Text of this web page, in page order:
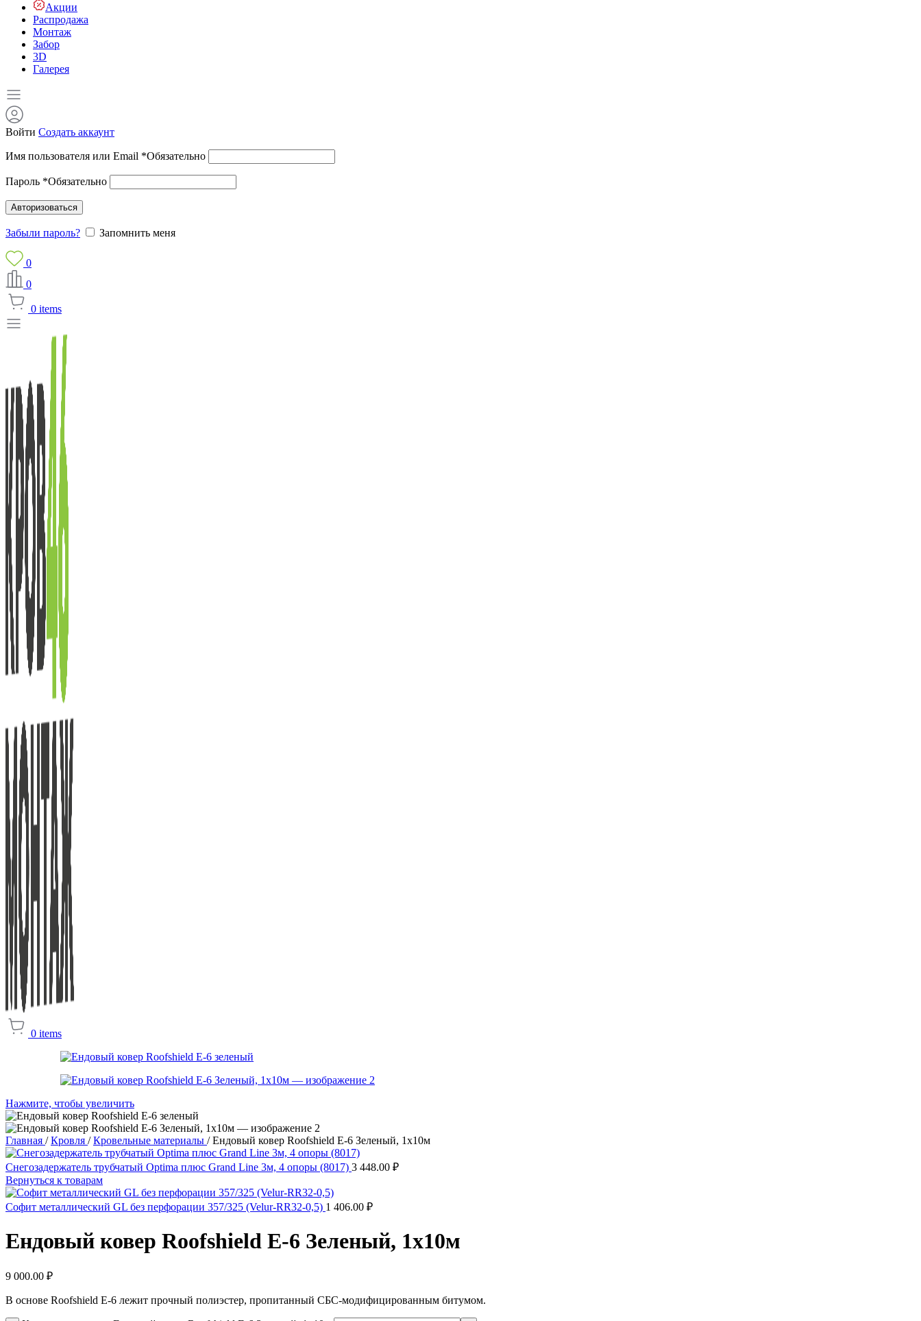
Акции
Распродажа
Монтаж
Забор
3D
Галерея
Войти Создать аккаунт
Имя пользователя или Email *Обязательно
Пароль *Обязательно
Авторизоваться
Забыли пароль? Запомнить меня
0
0
0 items
0 items
Нажмите, чтобы увеличить
Главная / Кровля / Кровельные материалы / Ендовый ковер Roofshield E-6 Зеленый, 1х10м
Снегозадержатель трубчатый Optima плюс Grand Line 3м, 4 опоры (8017) 3 448.00 ₽
Вернуться к товарам
Софит металлический GL без перфорации 357/325 (Velur-RR32-0,5) 1 406.00 ₽
Ендовый ковер Roofshield E-6 Зеленый, 1х10м
9 000.00 ₽
В основе Roofshield E-6 лежит прочный полиэстер, пропитанный СБС-модифицированным битумом.